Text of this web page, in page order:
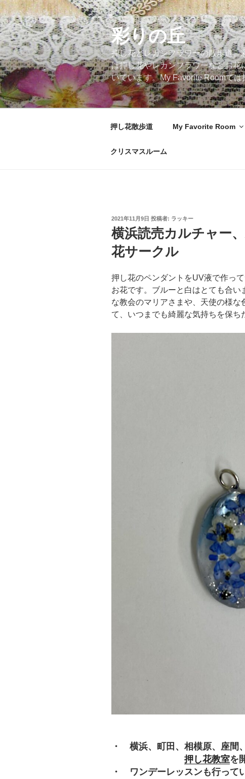
コ
ン
テ
ン
ツ
へ
ス
キ
ッ
彩りの丘
押し花とレカンフラワーの散歩道
は押し花やレカンフラワーなどお
いています。My Favorite Roomで
押し花散歩道 My Favorite Room
クリスマスルーム
投
稿
日:
2021年11月9日 投稿者: ラッキー
横浜読売カルチャー
花サークル
押し花のペンダントをUV液で作っ
お花です。ブルーと白はとても合
な教会のマリアさまや、天使の様
て、いつまでも綺麗な気持ちを保ち
・ 横浜、町田、相模原、座間
押し花教室を
・ ワンデーレッスンも行って